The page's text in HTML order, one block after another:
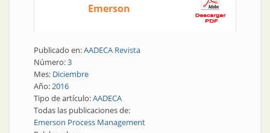
Emerson
Publicado en:AADECA Revista
Número:3
Mes: Diciembre
Año:2016
Tipo de artículo:AADECA
Todas las publicaciones de:
Emerson Process Management